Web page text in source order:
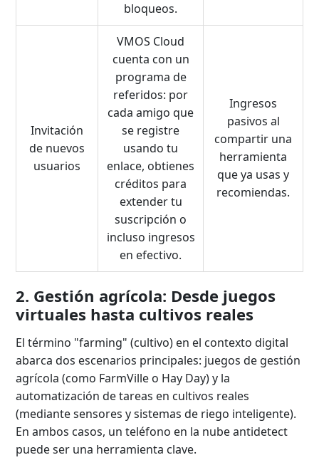
bloqueos.
Invitación
de nuevos
usuarios
VMOS Cloud
cuenta con un
programa de
referidos: por
cada amigo que
se registre
usando tu
enlace, obtienes
créditos para
extender tu
suscripción o
incluso ingresos
en efectivo.
Ingresos
pasivos al
compartir una
herramienta
que ya usas y
recomiendas.
2. Gestión agrícola: Desde juegos
virtuales hasta cultivos reales
El término "farming" (cultivo) en el contexto digital
abarca dos escenarios principales: juegos de gestión
agrícola (como FarmVille o Hay Day) y la
automatización de tareas en cultivos reales
(mediante sensores y sistemas de riego inteligente).
En ambos casos, un teléfono en la nube antidetect
puede ser una herramienta clave.